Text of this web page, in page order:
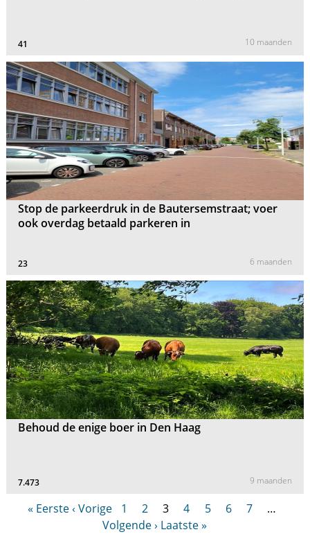
41 10 maanden
Stop de parkeerdruk in de Bautersemstraat; voer
ook overdag betaald parkeren in
23 6 maanden
Behoud de enige boer in Den Haag
7.473 9 maanden
« Eerste‹ Vorige 1 2 3 4 5 6 7
…
Volgende › Laatste »